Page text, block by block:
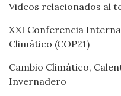
Videos relacionados al
XXI Conferencia
Climático (COP21)
Cambio Climático,
Invernadero